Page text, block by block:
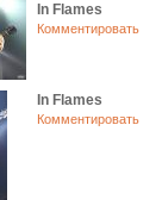
In Flames
Комментировать
In Flames
Комментировать